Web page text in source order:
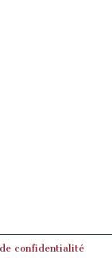
confidentialité